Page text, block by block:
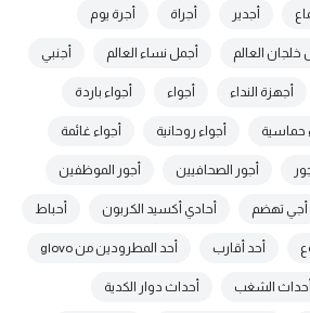
أجدير أجراة أجرة يوم
خلجان العالم أجمل نساء العالم أجنبي
أجهزة النداء أجواء أجواء باردة
حماسية أجواء روحانية أجواء غائمة
أجور الصحافيين أجور الموظفين
أجي تهضم أحادي أكسيد الكربون أحباط
أحد أقارب أحد المطرودين من glovo
أحداث الشغب أحداث دوار الكدية